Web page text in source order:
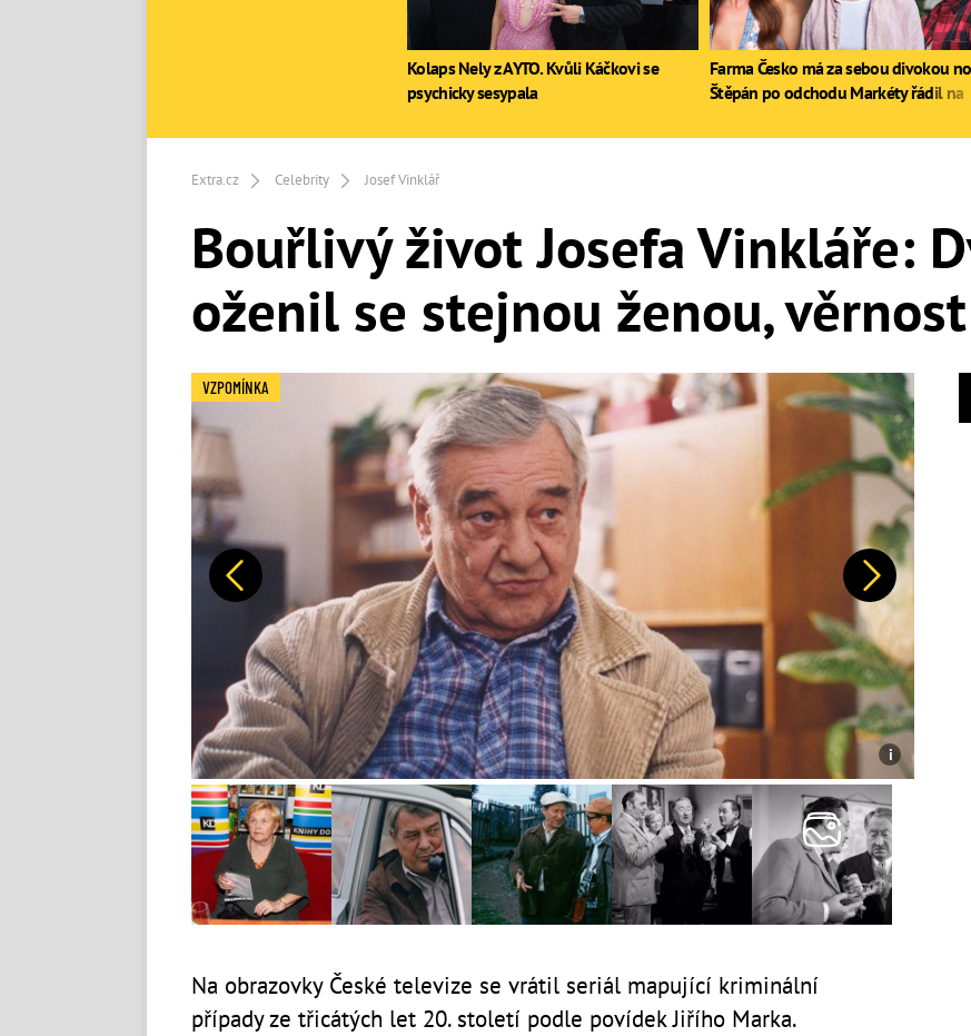
Extra.cz Celebrity Josef Vinklář
Bouřlivý život Josefa Vinkláře:
oženil se stejnou ženou,
Předchozí Další
VZPOMÍNKA
Na obrazovky České televize se vrátil seriál mapující kriminální
případy ze třicátých let 20. století podle povídek Jiřího Marka.
Kolaps Nely z AYTO. Kvůli Káčkovi se
psychicky sesypala
Farma Česko má za sebou divokou
Štěpán po odchodu Markéty řádil na